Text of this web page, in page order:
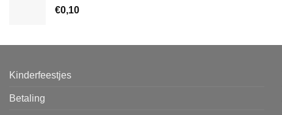
€0,10
Kinderfeestjes
Betaling